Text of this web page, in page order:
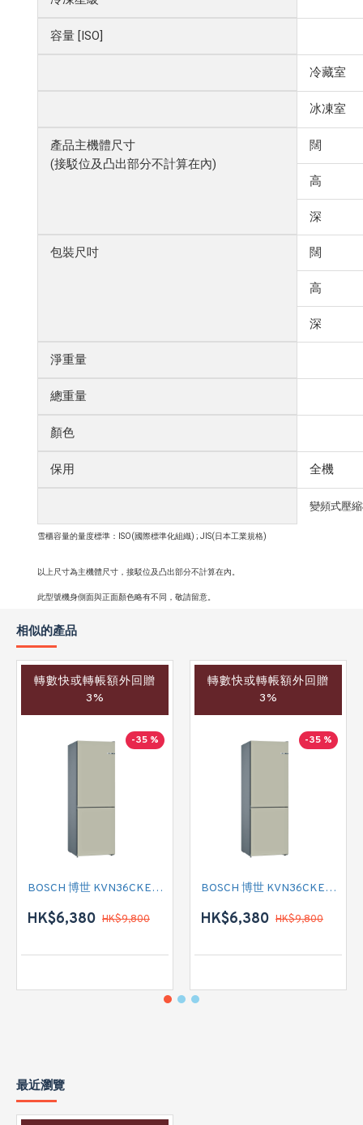
容量 [ISO]
冷藏室
冰凍室
產品主機體尺寸
(接駁位及凸出部分不計算在內)
闊
高
深
包裝尺吋 闊
高
深
淨重量
總重量
顏色
保用 全機
變頻式壓
雪櫃容量的量度標準：ISO(國際標準化組織) ; JIS(日本工業規格)
以上尺寸為主機體尺寸，接駁位及凸出部分不計算在內。
此型號機身側面與正面顏色略有不同，敬請留意。
相似的產品
轉數快或轉帳額外回贈
3%
-35 %
BOSCH 博世 KVN36CKEA2 雙門雪櫃
HK$6,380 HK$9,800
轉數快或轉帳額外回贈
3%
-35 %
BOSCH 博世 KVN36CKEA2 雙門雪櫃 左門鉸
HK$6,380 HK$9,800
最近瀏覽